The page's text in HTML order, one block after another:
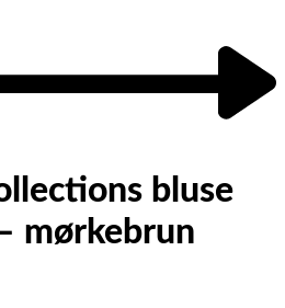
bluse
mørkebrun